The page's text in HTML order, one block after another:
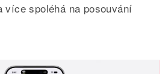
spoléhá na posouvání